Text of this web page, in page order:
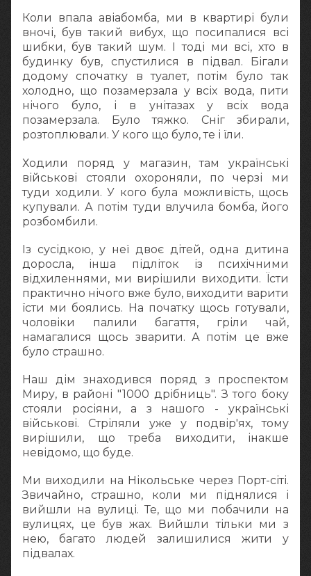
Коли впала авіабомба, ми в квартирі були
вночі, був такий вибух, що посипалися всі
шибки, був такий шум. І тоді ми всі, хто в
будинку був, спустилися в підвал. Бігали
додому спочатку в туалет, потім було так
холодно, що позамерзала у всіх вода, пити
нічого було, і в унітазах у всіх вода
позамерзала. Було тяжко. Сніг збирали,
розтоплювали. У кого що було, те і їли.
Ходили поряд у магазин, там українські
військові стояли охороняли, по черзі ми
туди ходили. У кого була можливість, щось
купували. А потім туди влучила бомба, його
розбомбили.
Із сусідкою, у неї двоє дітей, одна дитина
доросла, інша підліток із психічними
відхиленнями, ми вирішили виходити. Їсти
практично нічого вже було, виходити варити
їсти ми боялись. На початку щось готували,
чоловіки палили багаття, гріли чай,
намагалися щось зварити. А потім це вже
було страшно.
Наш дім знаходився поряд з проспектом
Миру, в районі "1000 дрібниць". З того боку
стояли росіяни, а з нашого - українські
військові. Стріляли уже у подвір'ях, тому
вирішили, що треба виходити, інакше
невідомо, що буде.
Ми виходили на Нікольське через Порт-сіті.
Звичайно, страшно, коли ми піднялися і
вийшли на вулиці. Те, що ми побачили на
вулицях, це був жах. Вийшли тільки ми з
нею, багато людей залишилися жити у
підвалах.